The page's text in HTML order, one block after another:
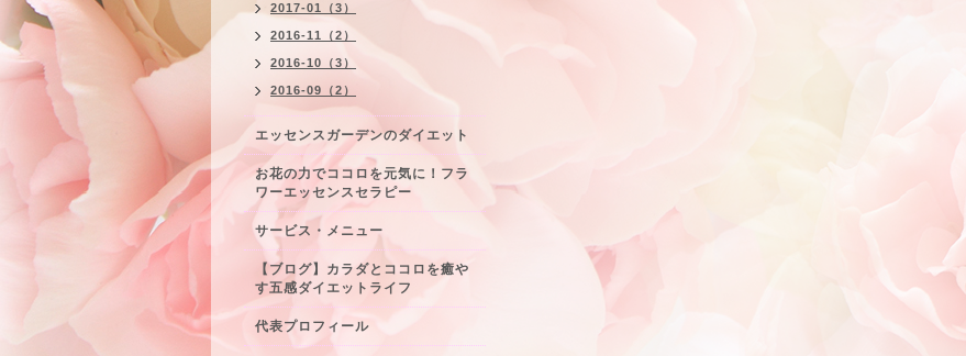
2017-01（3）
2016-11（2）
2016-10（3）
2016-09（2）
エッセンスガーデンのダイエット
お花の力でココロを元気に！フラ
ワーエッセンスセラピー
サービス・メニュー
【ブログ】カラダとココロを癒や
す五感ダイエットライフ
代表プロフィール